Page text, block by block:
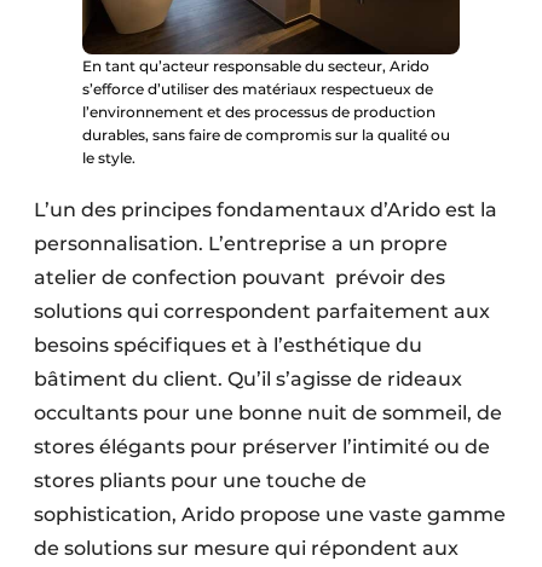
En tant qu’acteur responsable du secteur, Arido
s’efforce d’utiliser des matériaux respectueux de
l’environnement et des processus de production
durables, sans faire de compromis sur la qualité ou
le style.
L’un des principes fondamentaux d’Arido est la
personnalisation. L’entreprise a un propre
atelier de confection pouvant prévoir des
solutions qui correspondent parfaitement aux
besoins spécifiques et à l’esthétique du
bâtiment du client. Qu’il s’agisse de rideaux
occultants pour une bonne nuit de sommeil, de
stores élégants pour préserver l’intimité ou de
stores pliants pour une touche de
sophistication, Arido propose une vaste gamme
de solutions sur mesure qui répondent aux